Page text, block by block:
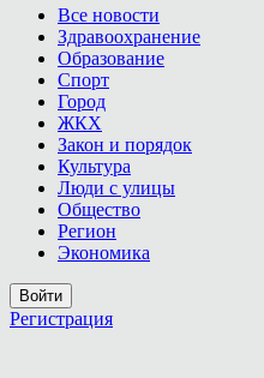
Все новости
Здравоохранение
Образование
Спорт
Город
ЖКХ
Закон и порядок
Культура
Люди с улицы
Общество
Регион
Экономика
Войти
Регистрация